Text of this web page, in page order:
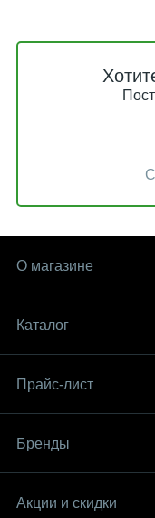
О магазине
Каталог
Прайс-лист
Бренды
Акции и скидки